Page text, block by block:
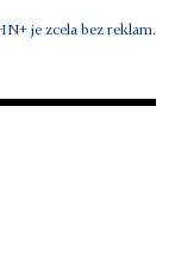
je zcela bez reklam.